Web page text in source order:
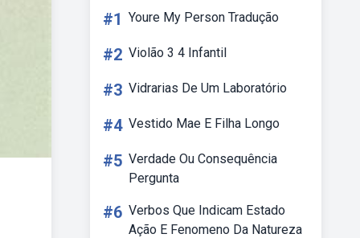
#1 Youre My Person Tradução
#2 Violão 3 4 Infantil
#3 Vidrarias De Um Laboratório
#4 Vestido Mae E Filha Longo
#5 Verdade Ou Consequência
Pergunta
#6 Verbos Que Indicam Estado
Ação E Fenomeno Da Natureza